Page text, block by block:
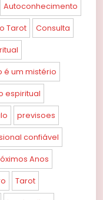
Autoconhecimento
Tarot Consulta
é um mistério
espiritual
previsoes
confiável
Anos
Tarot